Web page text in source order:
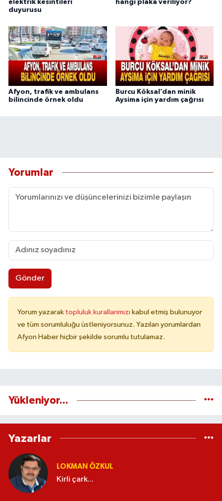
elektrik kesintileri
duyurusu
hangi plaka veriliyor?
Afyon, trafik ve ambulans
bilincinde örnek oldu
Burcu Köksal’dan minik
Aysima için yardım çağrısı
Yorumlar
Gönder
Yorum yazarak topluluk kurallarımızı kabul etmiş bulunuyor
ve tüm sorumluluğu üstleniyorsunuz. Yazılan yorumlardan
Afyon Haber hiçbir şekilde sorumlu tutulamaz.
Yükleniyor...
Yazarlar
LOKMAN ÖZKUL
Kirli çark...